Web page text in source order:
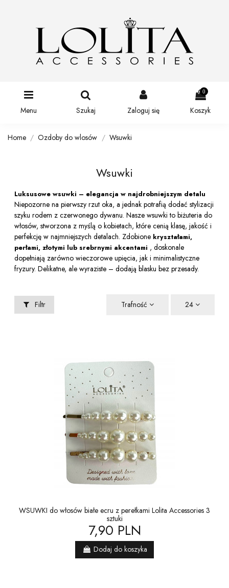
Menu Szukaj Zaloguj się
0
Koszyk
Home Ozdoby do wlosów Wsuwki
Wsuwki
Luksusowe wsuwki – elegancja w najdrobniejszym detalu
Niepozorne na pierwszy rzut oka, a jednak potrafią dodać stylizacji
szyku rodem z czerwonego dywanu. Nasze wsuwki to biżuteria do
włosów, stworzona z myślą o kobietach, które cenią klasę, jakość i
perfekcję w najmniejszych detalach. Zdobione kryształami,
perłami, złotymi lub srebrnymi akcentami , doskonale
dopełniają zarówno wieczorowe upięcia, jak i minimalistyczne
fryzury. Delikatne, ale wyraziste – dodają blasku bez przesady.
Filtr Trafność 24
WSUWKI do włosów białe ecru z perełkami Lolita Accessories 3
sztuki
7,90 PLN
Dodaj do koszyka